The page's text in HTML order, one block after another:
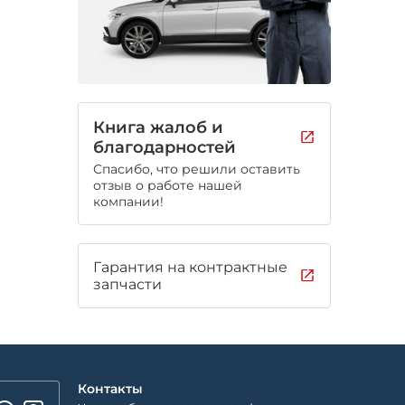
Книга жалоб и
благодарностей
Спасибо, что решили оставить
отзыв о работе нашей
компании!
Гарантия на контрактные
запчасти
Контакты